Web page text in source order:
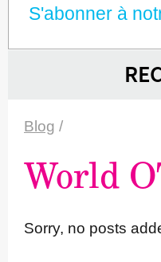
S'abonner à
Blog /
World
Sorry, no posts